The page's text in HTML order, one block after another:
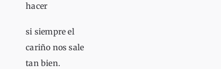
hacer
si siempre el
cariño nos sale
tan bien.